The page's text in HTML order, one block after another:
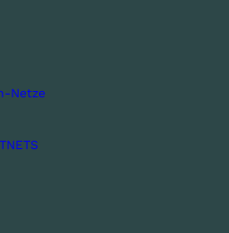
Netze